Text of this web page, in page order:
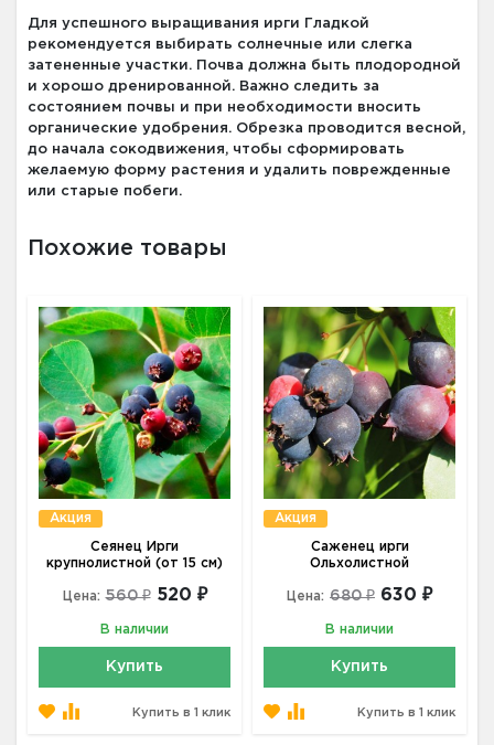
Для успешного выращивания ирги Гладкой
рекомендуется выбирать солнечные или слегка
затененные участки. Почва должна быть плодородной
и хорошо дренированной. Важно следить за
состоянием почвы и при необходимости вносить
органические удобрения. Обрезка проводится весной,
до начала сокодвижения, чтобы сформировать
желаемую форму растения и удалить поврежденные
или старые побеги.
Похожие товары
Акция
Сеянец Ирги
крупнолистной (от 15 см)
Цена: 560 ₽ 520 ₽
В наличии
Купить
Купить в 1 клик
Акция
Саженец ирги
Ольхолистной
Цена: 680 ₽ 630 ₽
В наличии
Купить
Купить в 1 клик